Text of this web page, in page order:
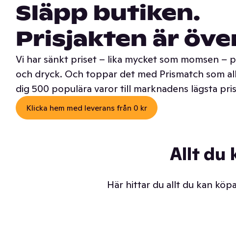
Släpp butiken.
Prisjakten är
Vi har sänkt priset – lika mycket som momsen –
och dryck. Och toppar det med Prismatch som
dig 500 populära varor till marknadens lägsta
Klicka hem med leverans från 0 kr
Allt du
Här hittar du allt du kan